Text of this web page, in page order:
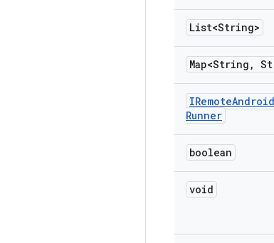
List<String>
Map<String ,
IRemoteAndroid
Runner
boolean
void